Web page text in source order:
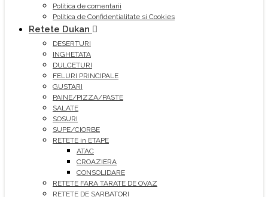
Politica de comentarii
Politica de Confidentialitate si Cookies
Retete Dukan
DESERTURI
INGHETATA
DULCETURI
FELURI PRINCIPALE
GUSTARI
PAINE/PIZZA/PASTE
SALATE
SOSURI
SUPE/CIORBE
RETETE in ETAPE
ATAC
CROAZIERA
CONSOLIDARE
RETETE FARA TARATE DE OVAZ
RETETE DE SARBATORI